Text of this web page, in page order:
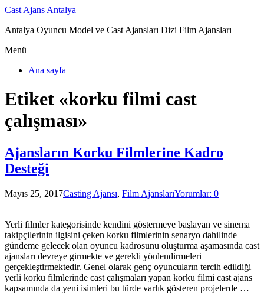
Cast Ajans Antalya
Antalya Oyuncu Model ve Cast Ajansları Dizi Film Ajansları
Menü
Ana sayfa
Etiket «korku filmi cast
çalışması»
Ajansların Korku Filmlerine Kadro
Desteği
Mayıs 25, 2017Casting Ajansı, Film AjanslarıYorumlar: 0
Yerli filmler kategorisinde kendini göstermeye başlayan ve sinema
takipçilerinin ilgisini çeken korku filmlerinin senaryo dahilinde
gündeme gelecek olan oyuncu kadrosunu oluşturma aşamasında cast
ajansları devreye girmekte ve gerekli yönlendirmeleri
gerçekleştirmektedir. Genel olarak genç oyuncuların tercih edildiği
yerli korku filmlerinde cast çalışmaları yapan korku filmi cast ajans
kapsamında da yeni isimleri bu türde varlık gösteren projelerde …